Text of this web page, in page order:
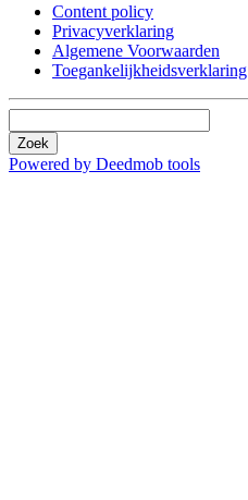
Content policy
Privacyverklaring
Algemene Voorwaarden
Toegankelijkheidsverklaring
Zoek
Powered by Deedmob tools